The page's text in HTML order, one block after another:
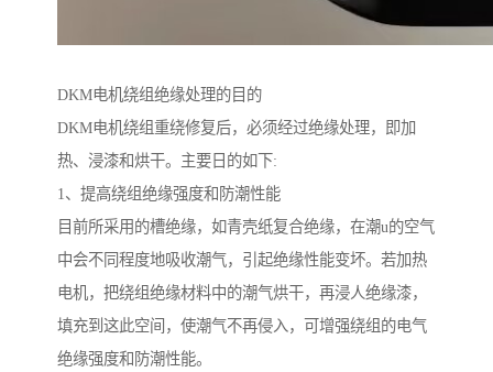
DKM电机绕组绝缘处理的目的
DKM电机绕组重绕修复后，必须经过绝缘处理，即加
热、浸漆和烘干。主要日的如下:
1、提高绕组绝缘强度和防潮性能
目前所采用的槽绝缘，如青壳纸复合绝缘，在潮u的空气
中会不同程度地吸收潮气，引起绝缘性能变坏。若加热
电机，把绕组绝缘材料中的潮气烘干，再浸人绝缘漆，
填充到这此空间，使潮气不再侵入，可增强绕组的电气
绝缘强度和防潮性能。